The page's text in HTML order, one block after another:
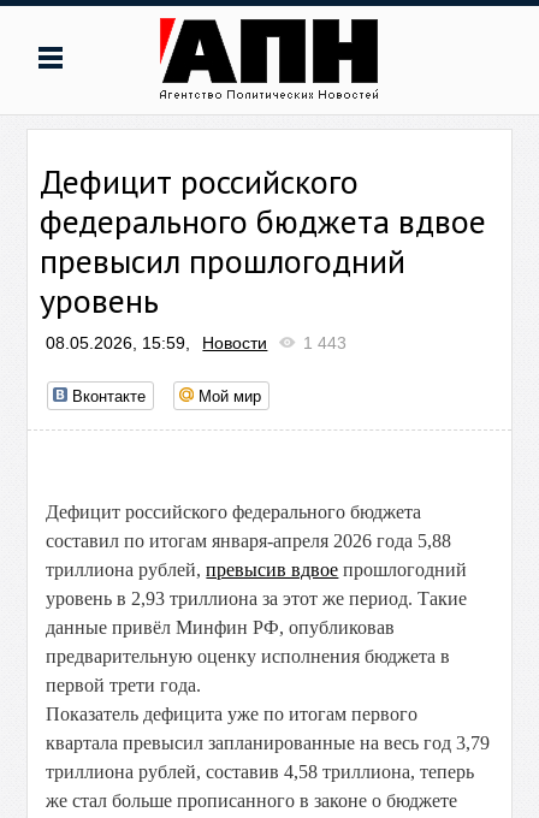
Дефицит российского
федерального бюджета вдвое
превысил прошлогодний
уровень
08.05.2026, 15:59, Новости 1 443
Вконтакте Мой мир
Дефицит российского федерального бюджета
составил по итогам января-апреля 2026 года 5,88
триллиона рублей,превысив вдвое прошлогодний
уровень в 2,93 триллиона за этот же период. Такие
данные привёл Минфин РФ, опубликовав
предварительную оценку исполнения бюджета в
первой трети года.
Показатель дефицита уже по итогам первого
квартала превысил запланированные на весь год 3,79
триллиона рублей, составив 4,58 триллиона, теперь
же стал больше прописанного в законе о бюджете